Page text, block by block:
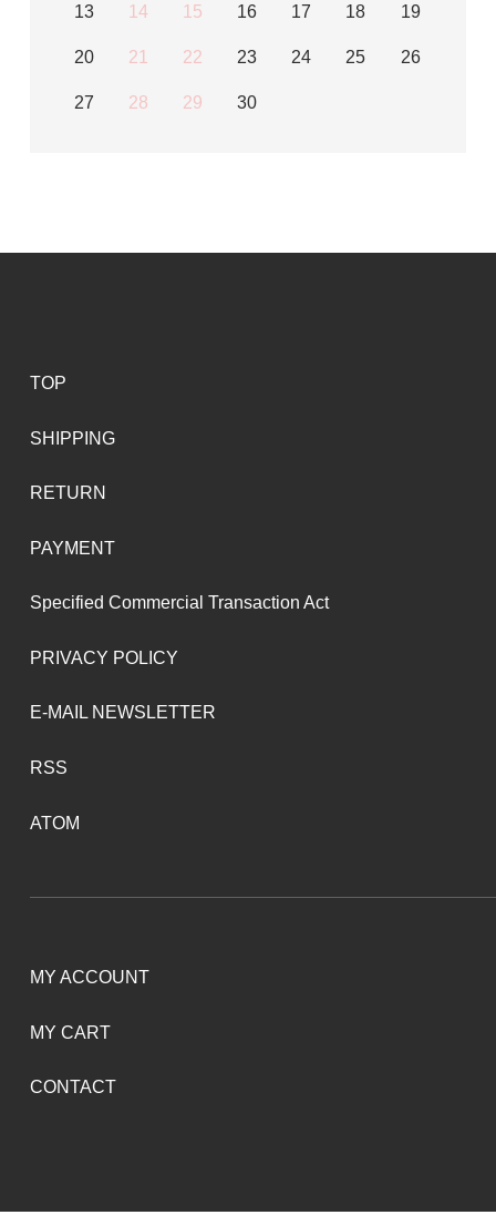
13 14 15 16 17 18 19
20 21 22 23 24 25 26
27 28 29 30
TOP
SHIPPING
RETURN
PAYMENT
Specified Commercial Transaction Act
PRIVACY POLICY
E-MAIL NEWSLETTER
RSS
ATOM
MY ACCOUNT
MY CART
CONTACT